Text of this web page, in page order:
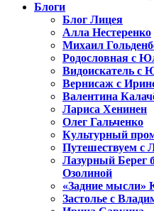
Блоги
Блог Лицея
Алла Нестеренко
Михаил
Родословная с
Видоискатель
Вернисаж с
Валентина
Лариса Хенинен
Олег Гальченко
Культурный
Путешествуем с
Лазурный Берег
Озолиной
«Задние
Застолье с